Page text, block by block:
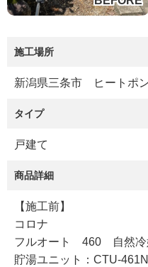
施工場所
新潟県三条市 ヒートポ
タイプ
戸建て
商品詳細
【施工前】
コロナ
フルオート 460 自然冷
貯湯ユニット：CTU-